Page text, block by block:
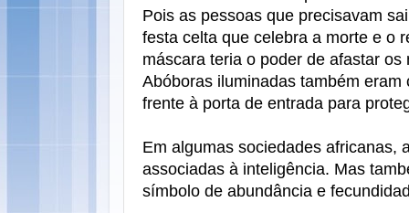
Pois as pessoas que precisavam
festa celta que celebra a morte e o
máscara teria o poder de afastar
Abóboras iluminadas também
frente à porta de entrada para
Em algumas sociedades africanas,
associadas à inteligência. Mas
símbolo de abundância e